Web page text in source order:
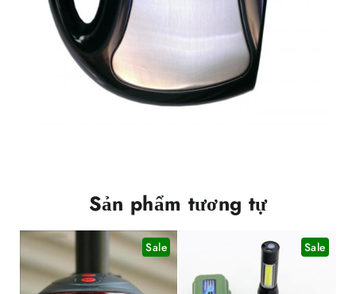
Sản phẩm tương tự
Sale Sale